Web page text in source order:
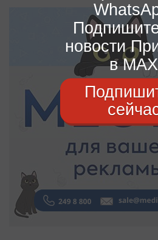
новости
в